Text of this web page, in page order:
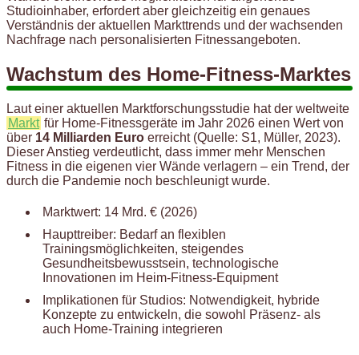
Studioinhaber, erfordert aber gleichzeitig ein genaues
Verständnis der aktuellen Markttrends und der wachsenden
Nachfrage nach personalisierten Fitnessangeboten.
Wachstum des Home-Fitness-Marktes
Laut einer aktuellen Marktforschungsstudie hat der weltweite
Markt für Home-Fitnessgeräte im Jahr 2026 einen Wert von
über 14 Milliarden Euro erreicht (Quelle: S1, Müller, 2023).
Dieser Anstieg verdeutlicht, dass immer mehr Menschen
Fitness in die eigenen vier Wände verlagern – ein Trend, der
durch die Pandemie noch beschleunigt wurde.
Marktwert: 14 Mrd. € (2026)
Haupttreiber: Bedarf an flexiblen
Trainingsmöglichkeiten, steigendes
Gesundheitsbewusstsein, technologische
Innovationen im Heim-Fitness-Equipment
Implikationen für Studios: Notwendigkeit, hybride
Konzepte zu entwickeln, die sowohl Präsenz- als
auch Home-Training integrieren